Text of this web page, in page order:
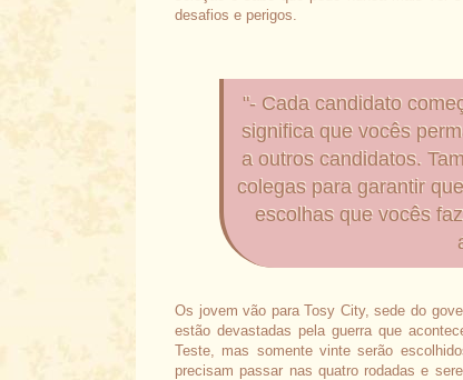
desafios e perigos.
"- Cada candidato
significa que vocês
a outros candidatos.
colegas para garantir
escolhas que vocês
Os jovem vão para Tosy City, sede do
estão devastadas pela guerra que
Teste, mas somente vinte serão
precisam passar nas quatro rodadas e